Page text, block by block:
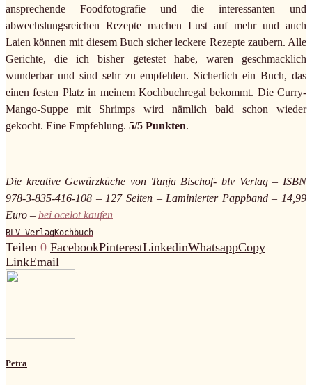
ansprechende Foodfotografie und die interessanten und
abwechslungsreichen Rezepte machen Lust auf mehr und auch
Laien können mit diesem Buch sicher leckere Rezepte zaubern. Alle
Gerichte, die ich bisher getestet habe, waren geschmacklich
wunderbar und sind sehr zu empfehlen. Sicherlich ein Buch, das
einen festen Platz in meinem Kochbuchregal bekommt. Die Curry-
Mango-Suppe mit Shrimps wird nämlich bald schon wieder
gekocht. Eine Empfehlung. 5/5 Punkten.
Die kreative Gewürzküche von Tanja Bischof- blv Verlag – ISBN
978-3-835-416-108 – 127 Seiten – Laminierter Pappband – 14,99
Euro – bei ocelot kaufen
BLV VerlagKochbuch
Teilen 0 FacebookPinterestLinkedinWhatsappCopy
LinkEmail
Petra